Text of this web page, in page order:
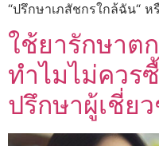
“ปรึกษาเภสัชกรใกล้ฉัน“
ใช้ยารักษาต
ทำไมไม่ควร
ปรึกษาผู้เชี่ย